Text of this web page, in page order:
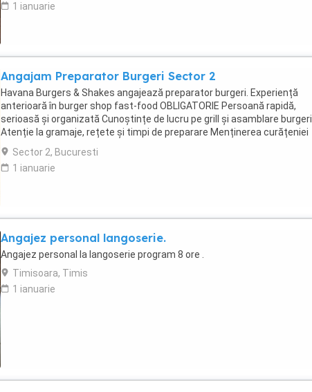
1 ianuarie
Angajam Preparator Burgeri Sector 2
Havana Burgers & Shakes angajează preparator burgeri. Experiență
anterioară în burger shop fast-food OBLIGATORIE Persoană rapidă,
serioasă și organizată Cunoștințe de lucru pe grill și asamblare burgeri
Atenție la gramaje, rețete și timpi de preparare Menținerea curățeniei
la postul ...
Sector 2, Bucuresti
1 ianuarie
Angajez personal langoserie.
Angajez personal la langoserie program 8 ore .
Timisoara, Timis
1 ianuarie